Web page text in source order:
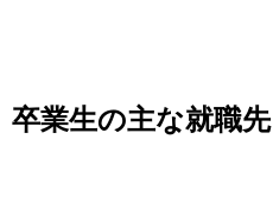
卒業生の主な就職先